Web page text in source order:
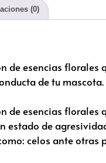
(0)
de esencias florales
de tu mascota.
de esencias florales
estado de
celos ante otras